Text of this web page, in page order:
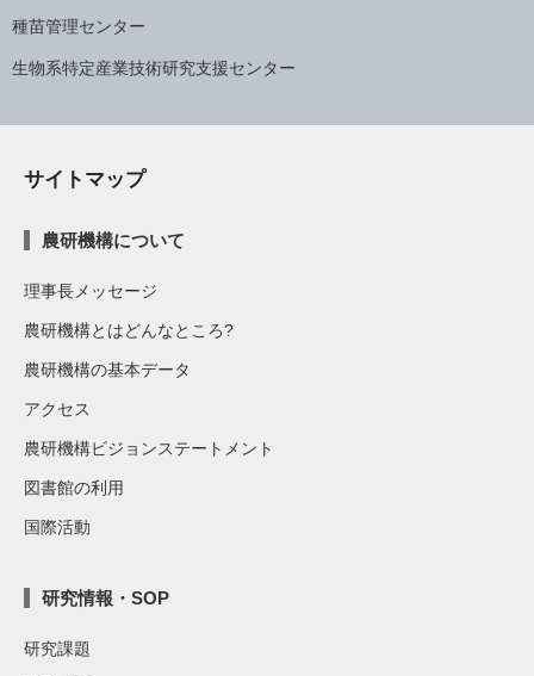
種苗管理センター
生物系特定産業技術研究支援センター
サイトマップ
農研機構について
理事長メッセージ
農研機構とはどんなところ?
農研機構の基本データ
アクセス
農研機構ビジョンステートメント
図書館の利用
国際活動
研究情報・SOP
研究課題